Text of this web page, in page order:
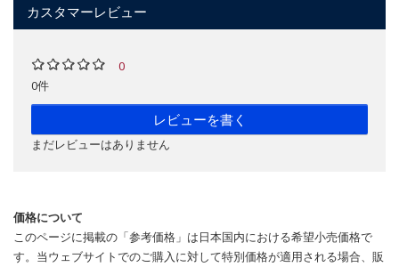
カスタマーレビュー
0
0件
レビューを書く
まだレビューはありません
価格について
このページに掲載の「参考価格」は日本国内における希望小売価格で
す。当ウェブサイトでのご購入に対して特別価格が適用される場合、販